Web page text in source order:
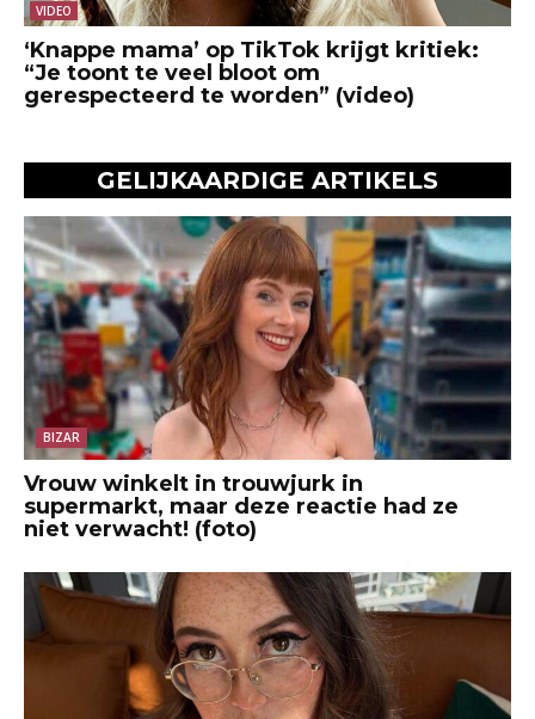
VIDEO
‘Knappe mama’ op TikTok krijgt kritiek:
“Je toont te veel bloot om
gerespecteerd te worden” (video)
GELIJKAARDIGE ARTIKELS
BIZAR
Vrouw winkelt in trouwjurk in
supermarkt, maar deze reactie had ze
niet verwacht! (foto)